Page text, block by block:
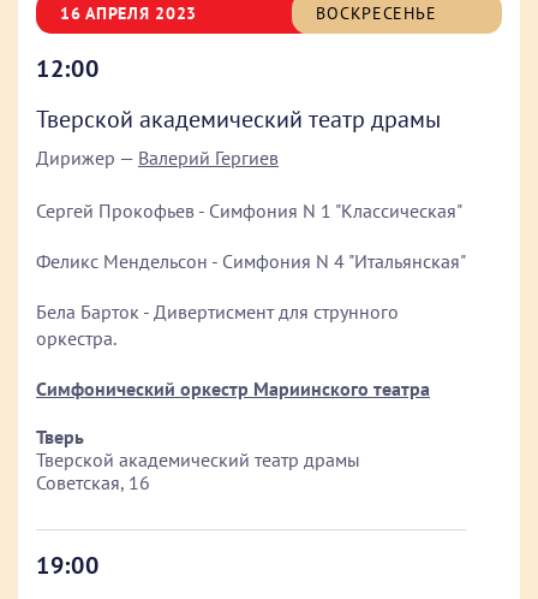
16 АПРЕЛЯ 2023 ВОСКРЕСЕНЬЕ
12:00
Тверской академический театр драмы
Дирижер — Валерий Гергиев
Сергей Прокофьев - Симфония N 1 "Классическая"
Феликс Мендельсон - Симфония N 4 "Итальянская"
Бела Барток - Дивертисмент для струнного
оркестра.
Симфонический оркестр Мариинского театра
Тверь
Тверской академический театр драмы
Советская, 16
19:00